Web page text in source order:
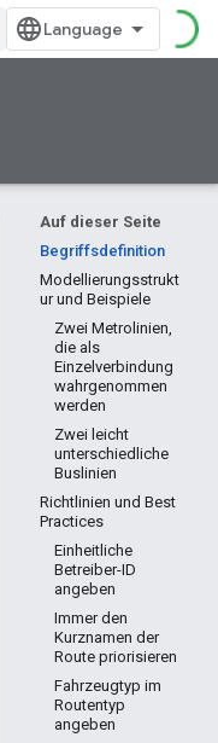
Auf dieser Seite
Begriffsdefinition
Modellierungsstrukt
ur und Beispiele
Zwei Metrolinien,
die als
Einzelverbindung
wahrgenommen
werden
Zwei leicht
unterschiedliche
Buslinien
Richtlinien und Best
Practices
Einheitliche
Betreiber-ID
angeben
Immer den
Kurznamen der
Route priorisieren
Fahrzeugtyp im
Routentyp
angeben